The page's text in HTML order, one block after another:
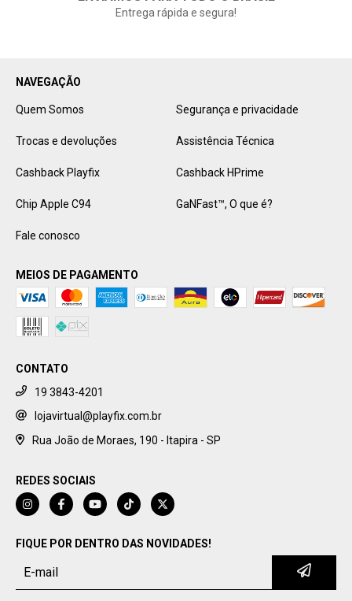
Entrega rápida e segura!
NAVEGAÇÃO
Quem Somos Segurança e privacidade
Trocas e devoluções Assistência Técnica
Cashback Playfix Cashback HPrime
Chip Apple C94 GaNFast™️, O que é?
Fale conosco
MEIOS DE PAGAMENTO
CONTATO
19 3843-4201
lojavirtual@playfix.com.br
Rua João de Moraes, 190 - Itapira - SP
REDES SOCIAIS
FIQUE POR DENTRO DAS NOVIDADES!